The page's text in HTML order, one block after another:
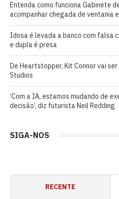
Entenda como funciona Gabinete
acompanhar chegada de ventania
Idosa é levada a banco com falsa
e dupla é presa
De Heartstopper, Kit Connor vai
Studios
‘Com a IA, estamos mudando de
decisão’, diz futurista Neil Redding
SIGA-NOS
RECENTE